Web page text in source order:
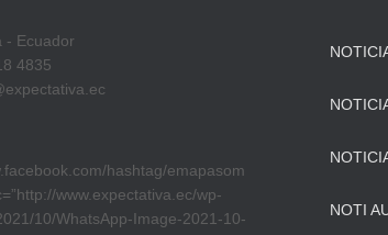
- Ecuador
4835
hashtag/emapasom
www.expectativa.ec/wp-
10/WhatsApp-Image-2021-10-
NOTI